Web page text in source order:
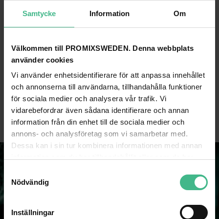
Samtycke Information Om
Välkommen till PROMIXSWEDEN. Denna webbplats
använder cookies
Vi använder enhetsidentifierare för att anpassa innehållet
och annonserna till användarna, tillhandahålla funktioner
för sociala medier och analysera vår trafik. Vi
vidarebefordrar även sådana identifierare och annan
information från din enhet till de sociala medier och
annons- och analysföretag som vi samarbetar med.
Dessa kan i sin tur kombinera informationen med annan
m
Nödvändig
Inställningar
EUROLITE DISTRIBUTOR 3-FOLD IP44 BK 3M
Eurolite Distributör 3-vägs IP44 svart 3m
371 kr
GÅ TILL PRODUKT
EUROLITE DISTRIBUTOR 6-FOLD IP44 BK
Eurolite Distributör 6-vägs IP44
658 kr
GÅ TILL PRODUKT